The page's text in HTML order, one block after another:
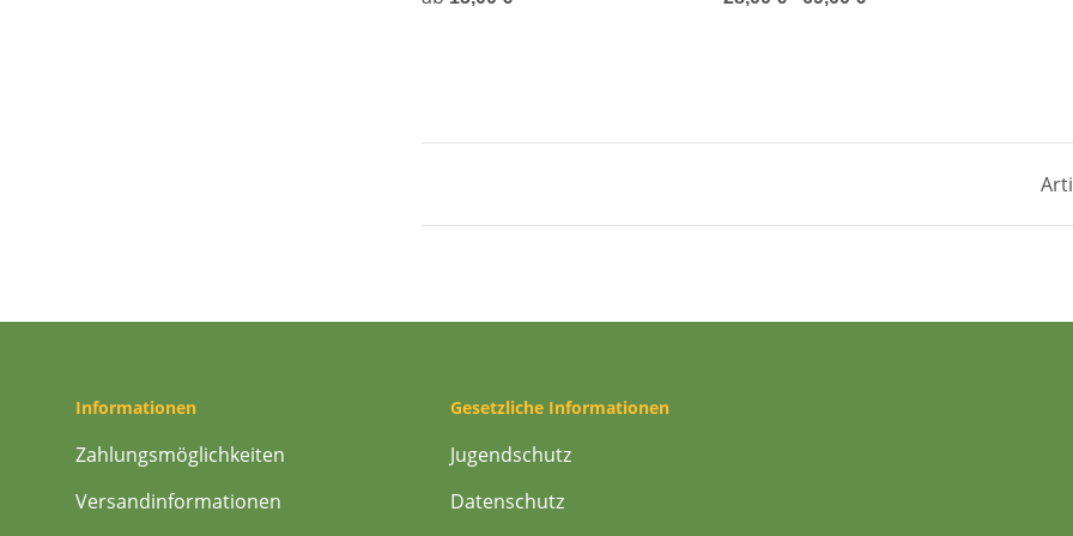
Informationen
Zahlungsmöglichkeiten
Versandinformationen
Gesetzliche Informationen
Jugendschutz
Datenschutz